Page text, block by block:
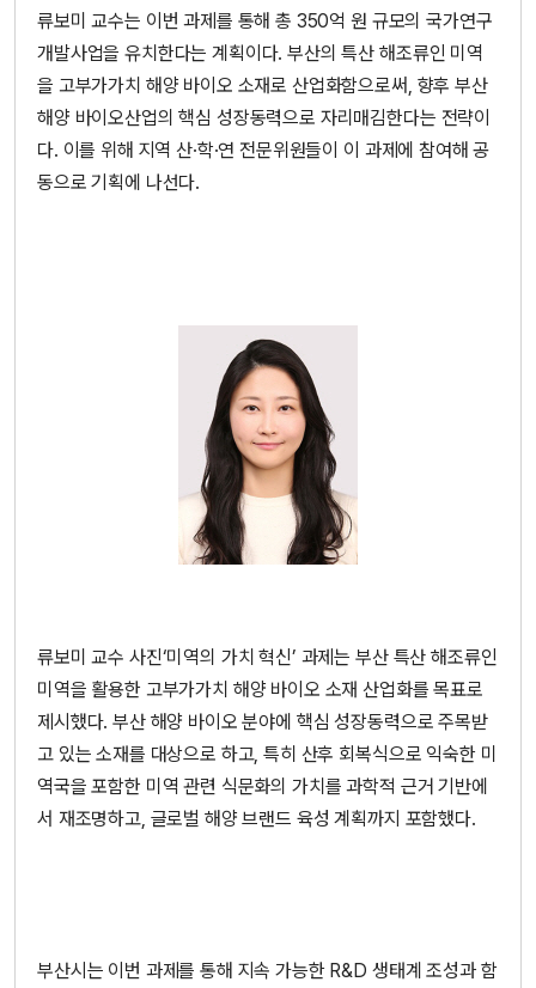
류보미 교수는 이번 과제를 통해 총 350억 원 규모의 국가연구
개발사업을 유치한다는 계획이다. 부산의 특산 해조류인 미역
을 고부가가치 해양 바이오 소재로 산업화함으로써, 향후 부산
해양 바이오산업의 핵심 성장동력으로 자리매김한다는 전략이
다. 이를 위해 지역 산·학·연 전문위원들이 이 과제에 참여해 공
동으로 기획에 나선다.
류보미 교수 사진‘미역의 가치 혁신’ 과제는 부산 특산 해조류인
미역을 활용한 고부가가치 해양 바이오 소재 산업화를 목표로
제시했다. 부산 해양 바이오 분야에 핵심 성장동력으로 주목받
고 있는 소재를 대상으로 하고, 특히 산후 회복식으로 익숙한 미
역국을 포함한 미역 관련 식문화의 가치를 과학적 근거 기반에
서 재조명하고, 글로벌 해양 브랜드 육성 계획까지 포함했다.
부산시는 이번 과제를 통해 지속 가능한 R&D 생태계 조성과 함